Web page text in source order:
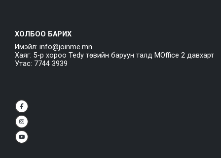
ХОЛБОО БАРИХ
Имэйл: info@joinme.mn
Хаяг: 5-р хороо Tedy төвийн баруун талд MOffice 2 давхарт
Утас: 7744 3939